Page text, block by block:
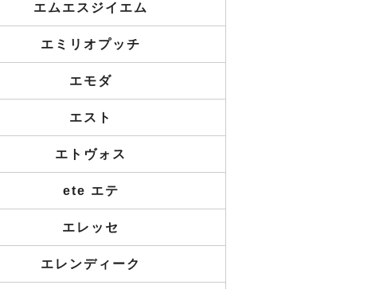
エムエスジイエム
エミリオプッチ
エモダ
エスト
エトヴォス
ete エテ
エレッセ
エレンディーク